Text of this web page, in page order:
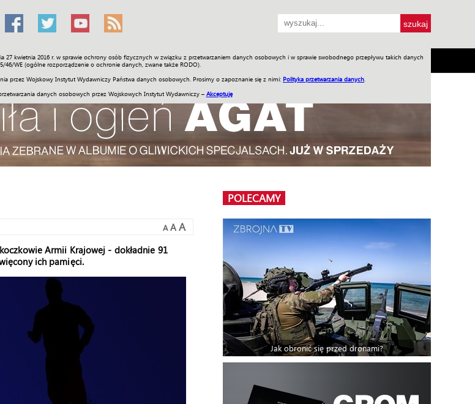
27 kwietnia 2016 r. w sprawie ochrony osób fizycznych w związku z przetwarzaniem danych osobowych i w sprawie swobodnego przepływu takich danych
46/WE (ogólne rozporządzenie o ochronie danych, zwane także RODO).
przez Wojskowy Instytut Wydawniczy Państwa danych osobowych. Prosimy o zapoznanie się z nimi: Polityka przetwarzania danych
danych osobowych przez Wojskowych Instytut Wydawniczy – Akceptuję
Sport Historia Galerie Wideo ENGLISH SKLEP Jednodniówki Praca w WIW
A A A
Armii Krajowej - dokładnie 91
ich pamięci.
POLECAMY
Jak obronić się przed dronami?